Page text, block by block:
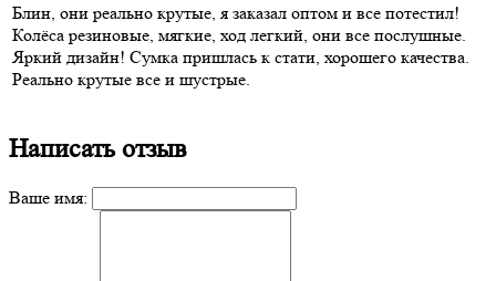
Блин, они реально крутые, я заказал оптом и все потестил!
Колёса резиновые, мягкие, ход легкий, они все послушные.
Яркий дизайн! Сумка пришлась к стати, хорошего качества.
Реально крутые все и шустрые.
Написать отзыв
Ваше имя: